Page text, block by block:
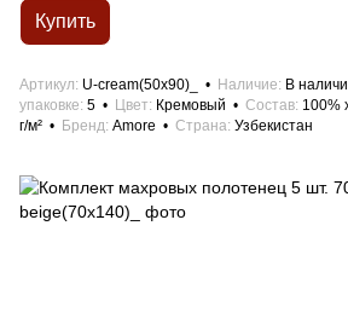
Купить
Артикул U-cream(50x90)_ Наличие В
упаковке 5 Цвет Кремовый Состав 100%
г/м²
Бренд Amore Страна Узбекистан